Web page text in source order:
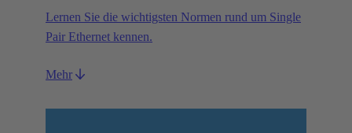
Lernen Sie die wichtigsten Normen rund um Single
Pair Ethernet kennen.
Mehr